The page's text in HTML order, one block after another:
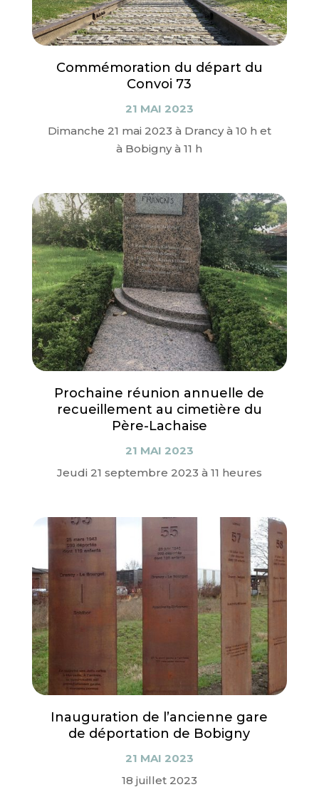
Commémoration du départ du
Convoi 73
21 MAI 2023
Dimanche 21 mai 2023 à Drancy à 10 h et
à Bobigny à 11 h
Prochaine réunion annuelle de
recueillement au cimetière du
Père-Lachaise
21 MAI 2023
Jeudi 21 septembre 2023 à 11 heures
Inauguration de l’ancienne gare
de déportation de Bobigny
21 MAI 2023
18 juillet 2023